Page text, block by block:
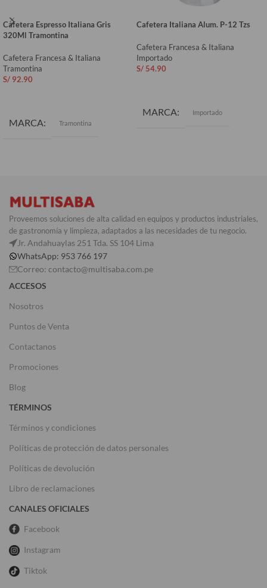
Cafetera Espresso Italiana Gris
320Ml Tramontina
Cafetera Francesa & Italiana
Tramontina
S/ 92.90
MARCA Tramontina
Cafetera Italiana Alum. P-12 Tzs
Cafetera Francesa & Italiana
Importado
S/ 54.90
MARCA Importado
Proveemos soluciones de alta calidad en equipos y productos industriales,
de gastronomía y limpieza, adaptados a las necesidades de tu negocio.
Jr. Andahuaylas 251 Tda. SS 104 Lima
WhatsApp: 953 766 197
Correo: contacto@multisaba.com.pe
ACCESOS
Nosotros
Puntos de Venta
Contactanos
Promociones
Blog
TÉRMINOS
Términos y condiciones
Políticas de protección de datos personales
Políticas de devolución
Libro de reclamaciones
CANALES OFICIALES
Facebook
Instagram
Tiktok